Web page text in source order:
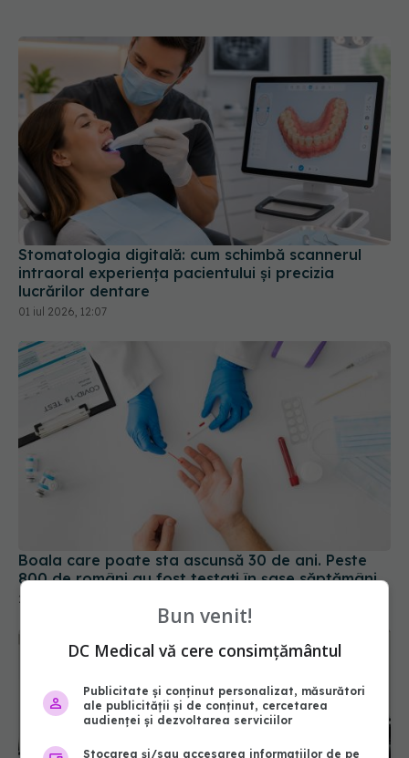
Stomatologia digitală: cum schimbă scannerul
intraoral experiența pacientului și precizia
lucrărilor dentare
01 iul 2026, 12:07
Boala care poate sta ascunsă 30 de ani. Peste
800 de români au fost testați în șase săptămâni
27 iul 2026, 15:00
Bun venit!
DC Medical vă cere consimțământul
Publicitate și conținut personalizat, măsurători
ale publicității și de conținut, cercetarea
audienței și dezvoltarea serviciilor
Stocarea și/sau accesarea informațiilor de pe